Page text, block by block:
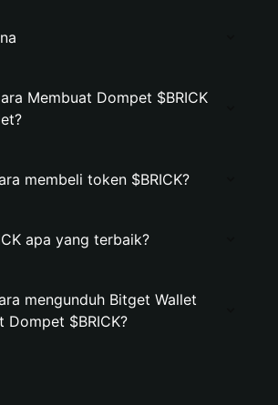
Membuat Dompet $BRICK
membeli token $BRICK?
apa yang terbaik?
mengunduh Bitget Wallet
Dompet $BRICK?